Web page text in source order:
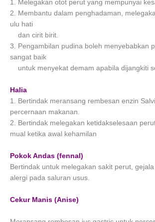
1. Melegakan otot perut yang mempunyai
2. Membantu dalam penghadaman,
ulu hati
dan cirit birit.
3. Pengambilan pudina boleh menyebabkan
sangat baik
untuk menyekat demam apabila dijangkiti
Halia
1. Bertindak meransang rembesan enzin
percernaan makanan.
2. Bertindak melegakan ketidakselesaan
mual ketika awal kehamilan
Pokok Andas (fennal)
Bertindak untuk melegakan sakit perut,
alergi pada saluran usus.
Cekur Manis (Anise)